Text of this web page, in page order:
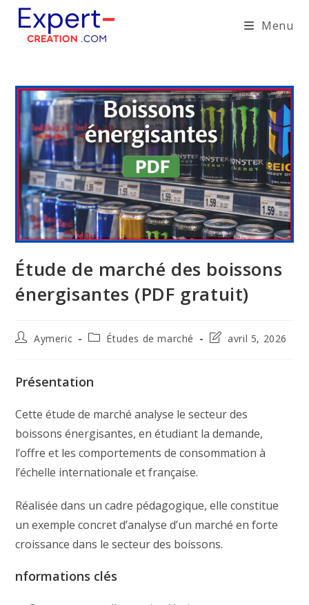
content
Menu
Étude de marché des boissons
énergisantes (PDF gratuit)
Auteur/autrice
publication :
Aymeric
PostÉtudes de marché
Dernièreavril 5, 2026
Présentation
Cette étude de marché analyse le secteur des
boissons énergisantes, en étudiant la demande,
l’offre et les comportements de consommation à
l’échelle internationale et française.
Réalisée dans un cadre pédagogique, elle constitue
un exemple concret d’analyse d’un marché en forte
croissance dans le secteur des boissons.
nformations clés